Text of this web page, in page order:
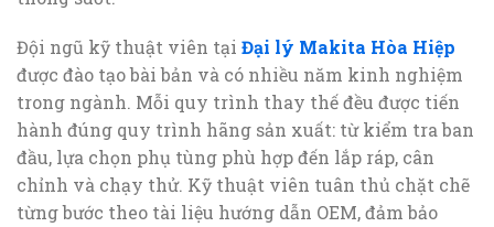
Đội ngũ kỹ thuật viên tại Đại lý Makita Hòa Hiệp
được đào tạo bài bản và có nhiều năm kinh nghiệm
trong ngành. Mỗi quy trình thay thế đều được tiến
hành đúng quy trình hãng sản xuất: từ kiểm tra ban
đầu, lựa chọn phụ tùng phù hợp đến lắp ráp, cân
chỉnh và chạy thử. Kỹ thuật viên tuân thủ chặt chẽ
từng bước theo tài liệu hướng dẫn OEM, đảm bảo